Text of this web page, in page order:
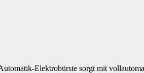
Elektrobürste sorgt mit